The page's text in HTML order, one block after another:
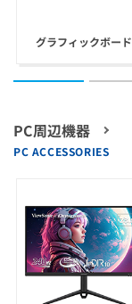
グラフィックボード
PC周辺機器
PC ACCESSORIES